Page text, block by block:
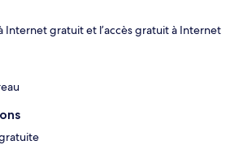
Internet gratuit et l’accès gratuit à Internet